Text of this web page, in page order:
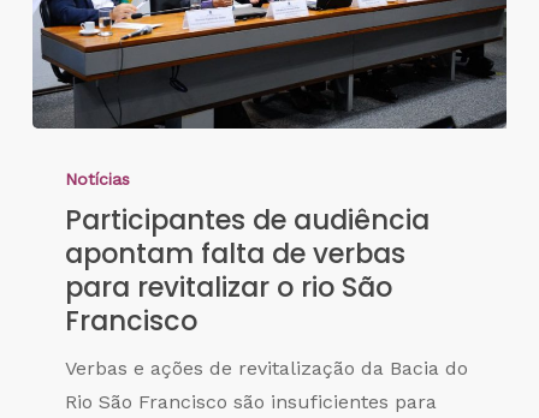
Notícias
Participantes de audiência
apontam falta de verbas
para revitalizar o rio São
Francisco
Verbas e ações de revitalização da Bacia do
Rio São Francisco são insuficientes para